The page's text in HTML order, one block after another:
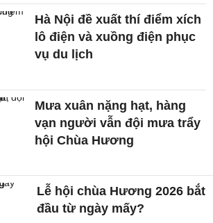
Hà Nội đề xuất thí điểm xích
lô điện và xuồng điện phục
vụ du lịch
Mưa xuân nặng hạt, hàng
vạn người vẫn đội mưa trẩy
hội Chùa Hương
Lễ hội chùa Hương 2026 bắt
đầu từ ngày mấy?